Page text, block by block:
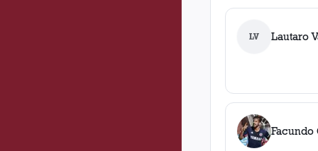
LV Lautaro
Facundo